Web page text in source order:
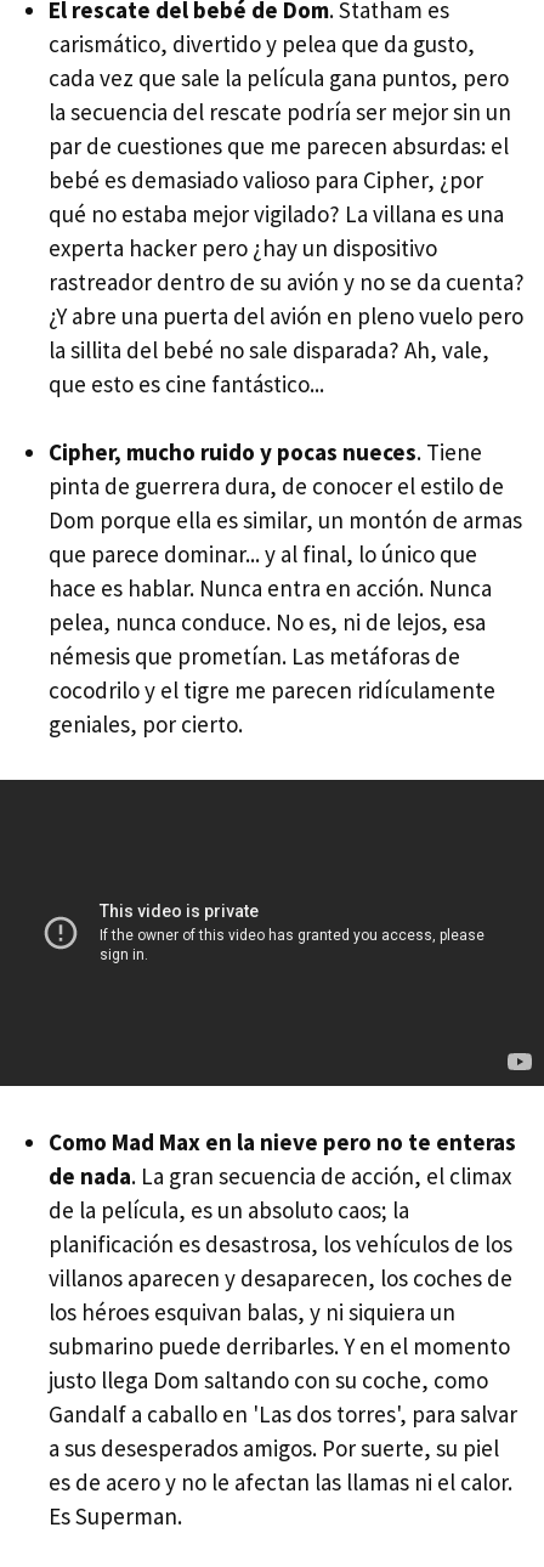
El rescate del bebé de Dom. Statham es
carismático, divertido y pelea que da gusto,
cada vez que sale la película gana puntos, pero
la secuencia del rescate podría ser mejor sin un
par de cuestiones que me parecen absurdas: el
bebé es demasiado valioso para Cipher, ¿por
qué no estaba mejor vigilado? La villana es una
experta hacker pero ¿hay un dispositivo
rastreador dentro de su avión y no se da cuenta?
¿Y abre una puerta del avión en pleno vuelo pero
la sillita del bebé no sale disparada? Ah, vale,
que esto es cine fantástico...
Cipher, mucho ruido y pocas nueces. Tiene
pinta de guerrera dura, de conocer el estilo de
Dom porque ella es similar, un montón de armas
que parece dominar... y al final, lo único que
hace es hablar. Nunca entra en acción. Nunca
pelea, nunca conduce. No es, ni de lejos, esa
némesis que prometían. Las metáforas de
cocodrilo y el tigre me parecen ridículamente
geniales, por cierto.
Como Mad Max en la nieve pero no te enteras
de nada. La gran secuencia de acción, el climax
de la película, es un absoluto caos; la
planificación es desastrosa, los vehículos de los
villanos aparecen y desaparecen, los coches de
los héroes esquivan balas, y ni siquiera un
submarino puede derribarles. Y en el momento
justo llega Dom saltando con su coche, como
Gandalf a caballo en 'Las dos torres', para salvar
a sus desesperados amigos. Por suerte, su piel
es de acero y no le afectan las llamas ni el calor.
Es Superman.